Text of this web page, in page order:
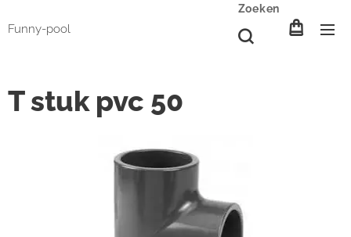
Funny-pool
Zoeken
T stuk pvc 50